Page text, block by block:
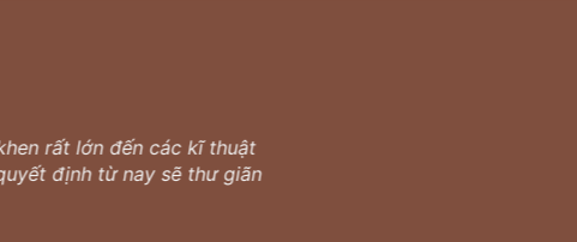
rất lớn đến các kĩ thuật
định từ nay sẽ thư giãn